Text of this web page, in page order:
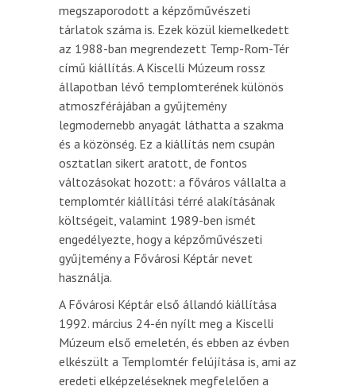
megszaporodott a képzőművészeti
tárlatok száma is. Ezek közül kiemelkedett
az 1988-ban megrendezett Temp-Rom-Tér
című kiállítás. A Kiscelli Múzeum rossz
állapotban lévő templomterének különös
atmoszférájában a gyűjtemény
legmodernebb anyagát láthatta a szakma
és a közönség. Ez a kiállítás nem csupán
osztatlan sikert aratott, de fontos
változásokat hozott: a főváros vállalta a
templomtér kiállítási térré alakításának
költségeit, valamint 1989-ben ismét
engedélyezte, hogy a képzőművészeti
gyűjtemény a Fővárosi Képtár nevet
használja.
A Fővárosi Képtár első állandó kiállítása
1992. március 24-én nyílt meg a Kiscelli
Múzeum első emeletén, és ebben az évben
elkészült a Templomtér felújítása is, ami az
eredeti elképzeléseknek megfelelően a